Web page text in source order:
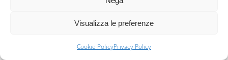
Visualizza le preferenze
Cookie PolicyPrivacy Policy
dipendenti ovvero delle somme a debito per assistenza
fiscale e, quindi, procedere alle operazioni di conguaglio del
relativi all’interesse per rateazione e a quello di differimento